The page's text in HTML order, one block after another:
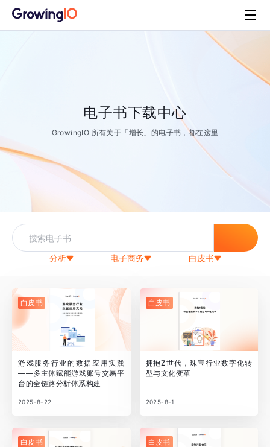
电子书下载中心
GrowingIO 所有关于「增长」的电子书，都在这里
分析 电子商务 白皮书
白皮书
游戏服务行业的数据应用实践
——多主体赋能游戏账号交易平
台的全链路分析体系构建
2025-8-22
白皮书
拥抱Z世代，珠宝行业数字化转
型与文化变革
2025-8-1
白皮书 白皮书